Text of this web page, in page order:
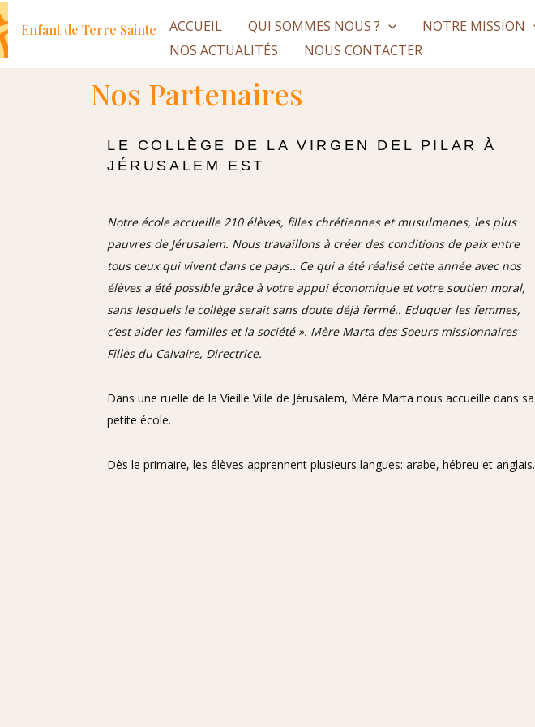
Enfant de Terre Sainte ACCUEIL QUI SOMMES NOUS ? NOTRE MISSION
NOS ACTUALITÉS
NOUS CONTACTER
Nos Partenaires
LE COLLÈGE DE LA VIRGEN DEL PILAR À
JÉRUSALEM EST
Notre école accueille 210 élèves, filles chrétiennes et musulmanes, les plus
pauvres de Jérusalem. Nous travaillons à créer des conditions de paix entre
tous ceux qui vivent dans ce pays.. Ce qui a été réalisé cette année avec nos
élèves a été possible grâce à votre appui économique et votre soutien moral,
sans lesquels le collège serait sans doute déjà fermé.. Eduquer les femmes,
c’est aider les familles et la société ». Mère Marta des Soeurs missionnaires
Filles du Calvaire, Directrice.
Dans une ruelle de la Vieille Ville de Jérusalem, Mère Marta nous accueille dans sa
petite école.
Dès le primaire, les élèves apprennent plusieurs langues: arabe, hébreu et anglais.